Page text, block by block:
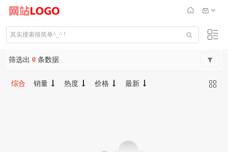
筛选出 0 条数据
综合 销量 热度 价格 最新